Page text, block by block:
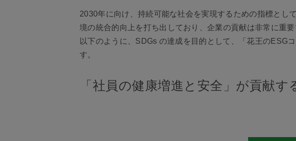
2030年に向け、持続可能な社会を実現するための指標とし
境の統合的向上を打ち出しており、企業の貢献は非常に重要
以下のように、SDGs の達成を目的として、「花王のESG
す。
「社員の健康増進と安全」が貢献す